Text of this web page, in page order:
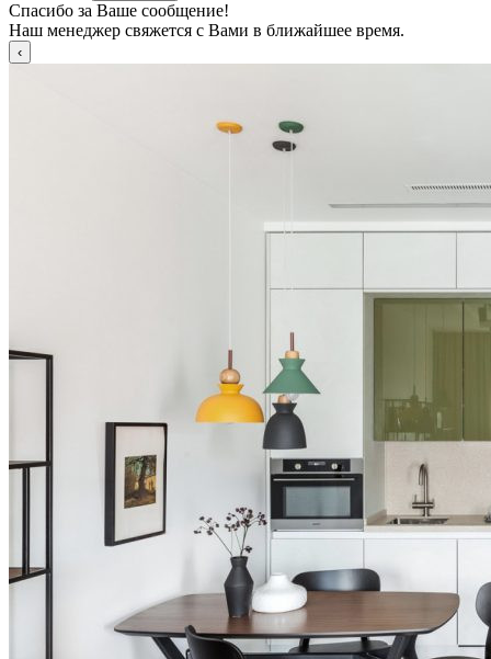
Спасибо за Ваше сообщение!
Наш менеджер свяжется с Вами в ближайшее время.